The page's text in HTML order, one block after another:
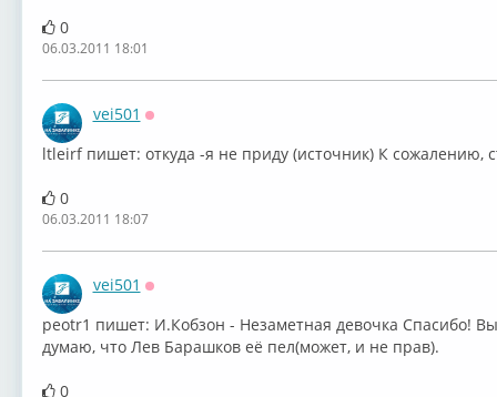
0
06.03.2011 18:01
vei501
ltleirf пишет: откуда -я не приду (источник) К сожалению,
0
06.03.2011 18:07
vei501
peotr1 пишет: И.Кобзон - Незаметная девочка Спасибо!
думаю, что Лев Барашков её пел(может, и не прав).
0